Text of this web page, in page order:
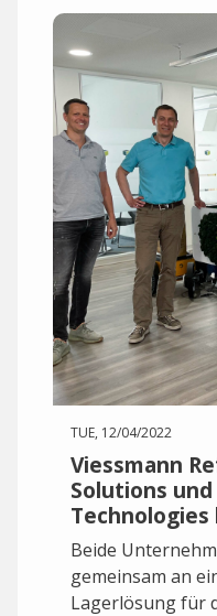
TUE, 12/04/2022
Viessmann
Solutions
Beide
gemeinsam an
Lagerlösung für